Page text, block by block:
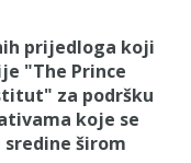
prijedloga koji
"The Prince
za podršku
koje se
širom